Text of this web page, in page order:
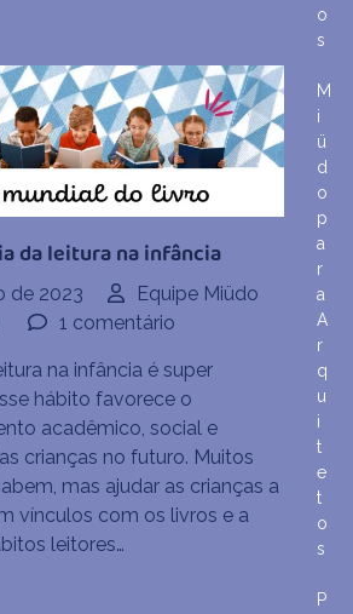
e
Acolhedor
da leitura na infância
de 2023
Equipe Miüdo
1 comentário
importância
da
leitura
na
infância
na infância é super
hábito favorece o
acadêmico, social e
crianças no futuro. Muitos
mas ajudar as crianças a
vínculos com os livros e a
leitores…
o
s
M
i
ü
d
o
p
a
r
a
A
r
q
u
i
t
e
t
o
s
P